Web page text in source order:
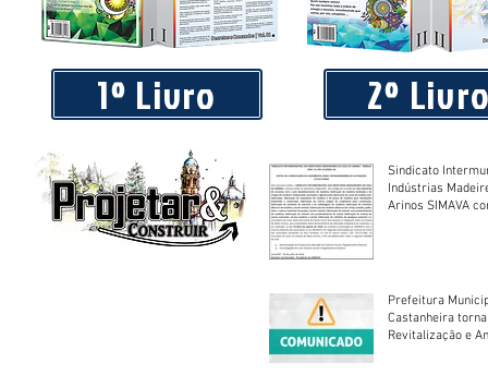
Praça 04 de Julho recebe novos equipamentos de
livre
1º Livro 2º
Sindicato
Indústrias
Arinos SIMAVA convoca à
Prefeitura
Castanheira
Revitalização e